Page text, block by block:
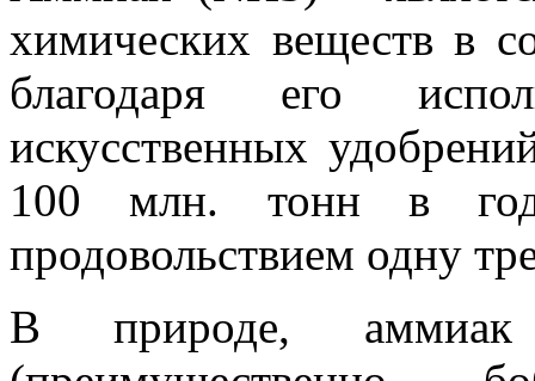
химических веществ в
благодаря его
искусственных
100 млн. тонн в
продовольствием одну
В природе, аммиак